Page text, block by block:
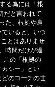
る為には「根
だと言われて
た、根拠や裏
いると、いつ
とはありませ
時間だけが過
この「根拠の
シー」とい
どのコーチの世